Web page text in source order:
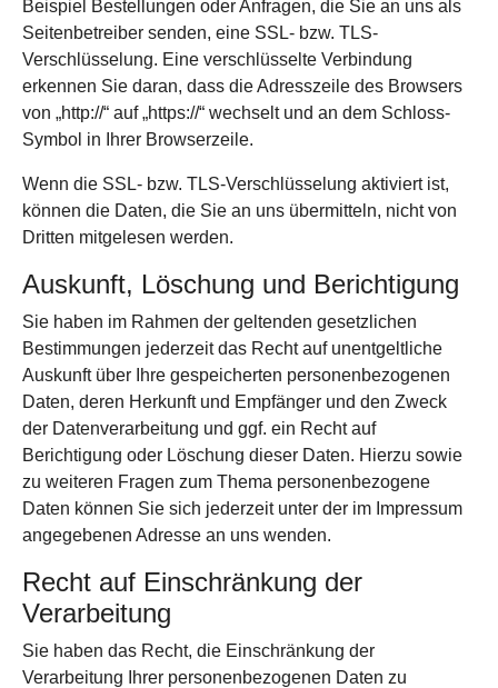
Beispiel Bestellungen oder Anfragen, die Sie an uns als
Seitenbetreiber senden, eine SSL- bzw. TLS-
Verschlüsselung. Eine verschlüsselte Verbindung
erkennen Sie daran, dass die Adresszeile des Browsers
von „http://“ auf „https://“ wechselt und an dem Schloss-
Symbol in Ihrer Browserzeile.
Wenn die SSL- bzw. TLS-Verschlüsselung aktiviert ist,
können die Daten, die Sie an uns übermitteln, nicht von
Dritten mitgelesen werden.
Auskunft, Löschung und Berichtigung
Sie haben im Rahmen der geltenden gesetzlichen
Bestimmungen jederzeit das Recht auf unentgeltliche
Auskunft über Ihre gespeicherten personenbezogenen
Daten, deren Herkunft und Empfänger und den Zweck
der Datenverarbeitung und ggf. ein Recht auf
Berichtigung oder Löschung dieser Daten. Hierzu sowie
zu weiteren Fragen zum Thema personenbezogene
Daten können Sie sich jederzeit unter der im Impressum
angegebenen Adresse an uns wenden.
Recht auf Einschränkung der
Verarbeitung
Sie haben das Recht, die Einschränkung der
Verarbeitung Ihrer personenbezogenen Daten zu